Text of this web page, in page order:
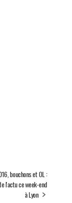
bouchons et OL :
l'actu ce week-end
à Lyon